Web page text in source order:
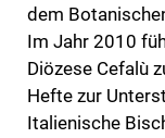
dem
Im Jahr 2010
Diözese Cefalù
Hefte zur
Italienische